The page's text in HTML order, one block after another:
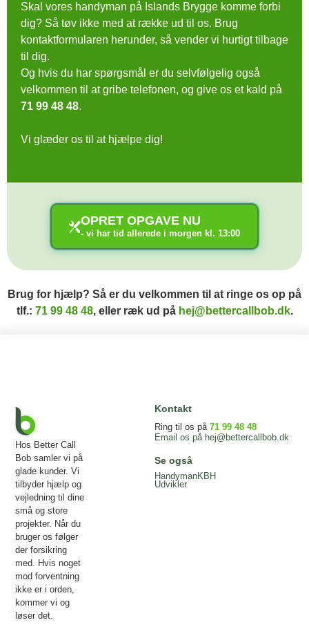
Skal vores handyman på Islands Brygge komme forbi
dig? Så tøv ikke med at række ud til os. Brug
kontaktformularen herunder, så vender vi hurtigt tilbage
til dig.
Og hvis du har spørgsmål er du selvfølgelig også
velkommen til at gribe telefonen, og give os et kald på
71 99 48 48.
Vi glæder os til at hjælpe dig!
OPRET OPGAVE NU
- vi har tid allerede i morgen kl. 13:00
Brug for hjælp? Så er du velkommen til at ringe os op på
tlf.: 71 99 48 48, eller ræk ud på hej@bettercallbob.dk.
Hos Better Call
Bob samler vi på
glade kunder. Vi
tilbyder hjælp og
vejledning til dine
små og store
projekter. Når du
bruger os følger
der forsikring
med. Hvis noget
mod forventning
ikke er i orden,
kommer vi og
løser det.
Kontakt
Ring til os på 71 99 48 48
Email os på hej@bettercallbob.dk
Se også
HandymanKBH
Udvikler